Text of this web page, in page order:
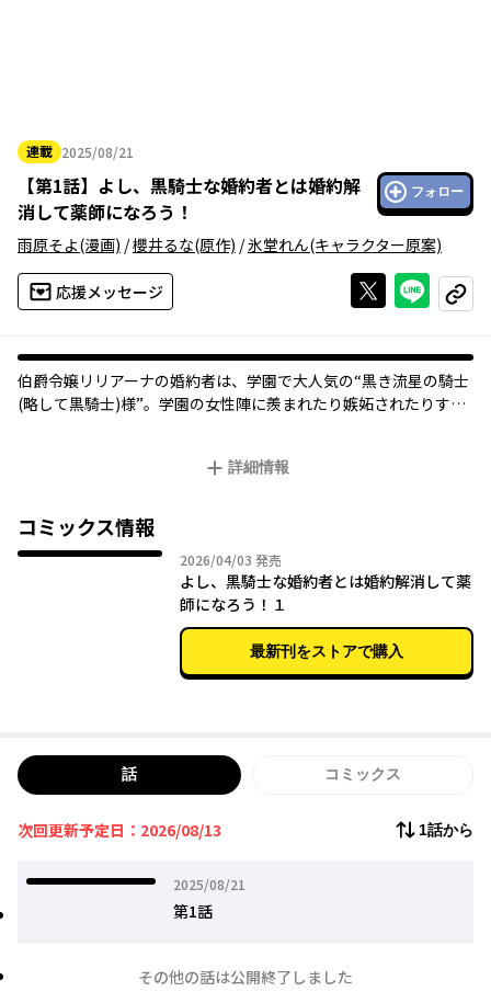
連載 2025/08/21
2025年08月21日
【第1話】 よし、黒騎士な婚約者とは婚約解
消して薬師になろう！
フォロー
雨原そよ(漫画) /櫻井るな(原作) /氷堂れん(キャラクター原案)
応援メッセージ Xで投稿する
ライン
コピー
伯爵令嬢リリアーナの婚約者は、学園で大人気の“黒き流星の騎士
(略して黒騎士)様”。学園の女性陣に羨まれたり嫉妬されたりする
ナは「よし、こうなったら学院卒業後には家出をして、魔法薬局
はとんとん拍子で美女・メリルに雇って貰える事になり、あとは
ギルバートから切り出されるはずの婚約解消を、笑って受け容れ
るのみ！ ……ところが、『最後のお願い』の後、姿を消したリ
リアーナをギルバートは全力で追いかけてきて……!? 気持ちはす
れ違っていたのに、溺愛されている!? どこへ行こうと追ってくる
黒騎士様から、絶対に逃げられない異世界爆走ラブストーリー！
詳細情報
コミックス情報
2026/04/03 2026年04月03日
発売
よし、黒騎士な婚約者とは婚約解消して薬
師になろう！１
最新刊をストアで購入
話 コミックス
次回更新予定日：2026/08/13 1話から
2025/08/21
2025年08月21日
第1話
その他の話は公開終了しました